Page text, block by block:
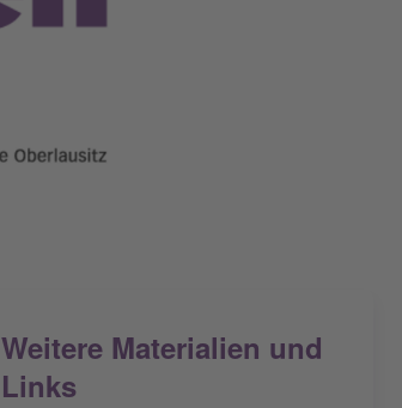
Weitere Materialien und
Links